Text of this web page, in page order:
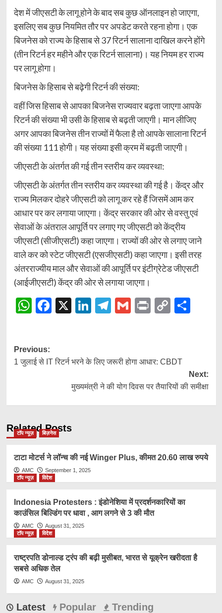
देश में जीएसटी के लागू होने के बाद सब कुछ ऑनलाइन हो जाएगा,
इसलिए सब कुछ नियमित तौर पर अपडेट करते रहना होगा। एक
बिजनेस को राज्य के हिसाब से 37 रिटर्न सालाना दाखिल करने होंगे
(तीन रिटर्न हर महीने और एक रिटर्न सालाना)। यह नियम हर राज्य
पर लागू होगा।
बिजनेस के हिसाब से बढ़ेगी रिटर्न की संख्या:
वहीं जिस हिसाब से आपका बिजनेस राज्यवार बढ़ता जाएगा आपके
रिटर्न की संख्या भी उसी के हिसाब से बढ़ती जाएगी। मान लीजिए
अगर आपका बिजनेस तीन राज्यों में फैला है तो आपके सालाना रिटर्न
की संख्या 111 होगी। यह संख्या इसी क्रम में बढ़ती जाएगी।
जीएसटी के अंतर्गत की गई तीन स्तरीय कर व्यवस्था:
जीएसटी के अंतर्गत तीन स्तरीय कर व्यवस्था की गई है। केंद्र और
राज्य मिलकर दोहरे जीएसटी को लागू कर रहे हैं जिसमें आम कर
आधार पर कर लगाया जाएगा। केंद्र सरकार की ओर से वस्तु एवं
सेवाओं के अंतराल आपूर्ति पर लगाए गए जीएसटी को केंद्रीय
जीएसटी (सीजीएसटी) कहा जाएगा। राज्यों की ओर से लगाए जाने
वाले कर को स्टेट जीएसटी (एसजीएसटी) कहा जाएगा। इसी तरह
अंतरराज्यीय माल और सेवाओं की आपूर्ति पर इंटीग्रेटेड जीएसटी
(आईजीएसटी) केंद्र की ओर से लगाया जाएगा।
WhatsApp
Facebook
X LinkedIn
Telegram
Gmail
Print
Copy
Post
navigation
Previous:
1 जुलाई से IT रिटर्न भरने के लिए जरूरी होगा आधार: CBDT
Next:
मुख्यमंत्री ने की योग दिवस पर तैयारियों की समीक्षा
Related Posts
टॉप न्यूज़ बिज़नेस
टाटा मोटर्स ने लॉन्च की नई Winger Plus, कीमत 20.60 लाख रुपये
AMC
September 1, 2025
टॉप न्यूज़
विदेश
Indonesia Protesters : इंडोनेशिया में प्रदर्शनकारियों का
काउंसिल बिल्डिंग पर धावा , आग लगने से 3 की मौत
AMC
August 31, 2025
टॉप न्यूज़
विदेश
राष्ट्रप​ति डोनाल्ड ट्रंप की बढ़ी मुसीबत, भारत से यूक्रेन खरीदता है
सबसे अधिक तेल
AMC August 31, 2025
Latest Popular Trending